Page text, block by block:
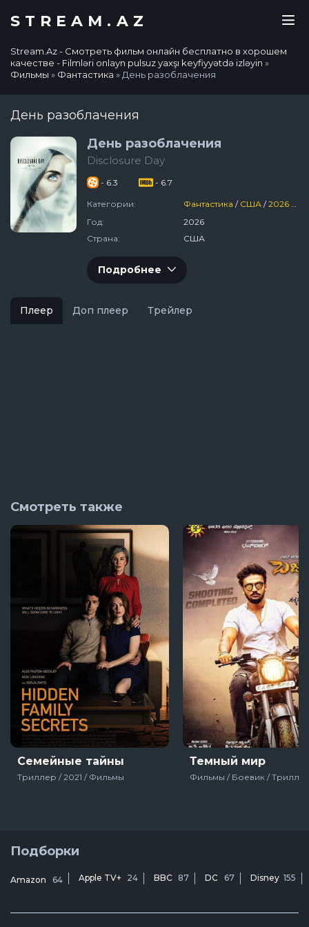
STREAM.AZ
Stream.Az - Смотреть фильм онлайн бесплатно в хорошем
качестве - Filmləri onlayn pulsuz yaxşı keyfiyyətdə izləyin »
Фильмы » Фантастика » День разоблачения
День разоблачения
День разоблачения
Disclosure Day
- 6.3 - 6.7
Категории: Фантастика / США /2026 /
Год:
2026
Страна:
США
Подробнее
Плеер Доп плеер Трейлер
Смотреть также
Семейные тайны
Триллер / 2021 / Фильмы
Темный мир
Подборки
Amazon 64 Apple TV+ 24 BBC 87 DC 67 Disney 155